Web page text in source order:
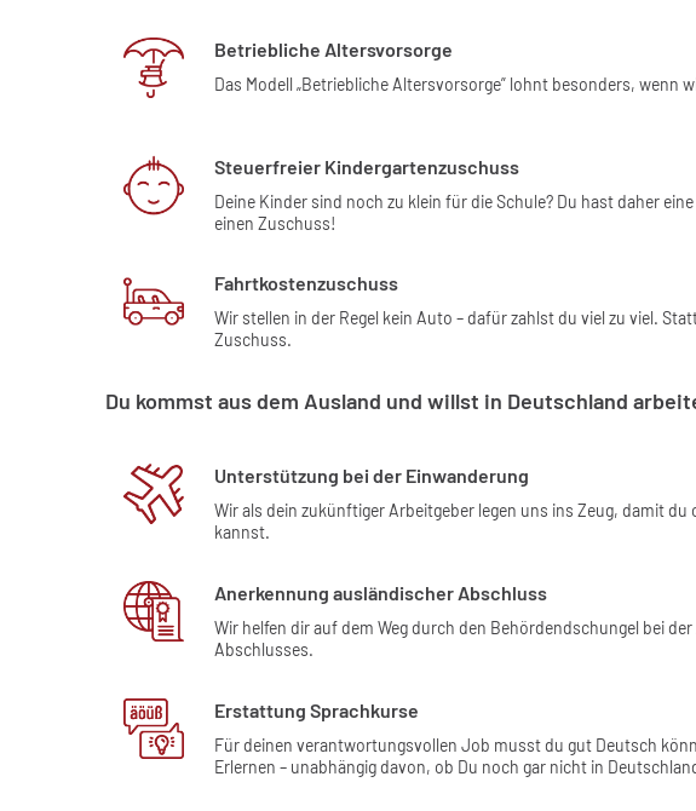
Betriebliche Altersvorsorge
Das Modell „Betriebliche Altersvorsorge” lohnt besonders, wenn
Steuerfreier Kindergartenzuschuss
Deine Kinder sind noch zu klein für die Schule? Du hast daher
einen Zuschuss!
Fahrtkostenzuschuss
Wir stellen in der Regel kein Auto – dafür zahlst du viel zu viel.
Zuschuss.
Du kommst aus dem Ausland und willst in Deutschland
Unterstützung bei der Einwanderung
Wir als dein zukünftiger Arbeitgeber legen uns ins Zeug, damit
kannst.
Anerkennung ausländischer Abschluss
Wir helfen dir auf dem Weg durch den Behördendschungel bei
Abschlusses.
Erstattung Sprachkurse
Für deinen verantwortungsvollen Job musst du gut Deutsch
Erlernen – unabhängig davon, ob Du noch gar nicht in